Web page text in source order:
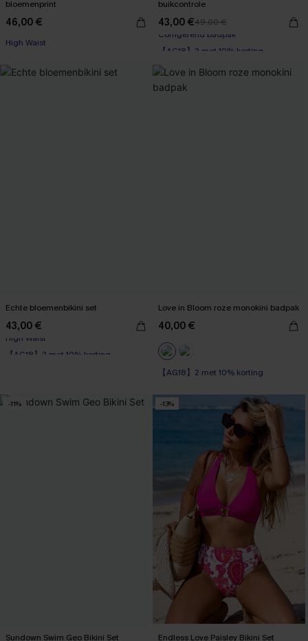
bloemenprint
46,00 €
High Waist
buikcontrole
43,00 €49,00 €
【AG18】2 met 10% korting
Echte bloemenbikini set
43,00 €
Love in Bloom roze monokini badpak
40,00 €
【AG18】2 met 10% korting
-11%
Sundown Swim Geo Bikini Set
-13%
Endless Love Paisley Bikini Set